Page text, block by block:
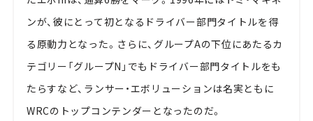
ンが、彼にとって初となるドライバー部門タイトルを得
る原動力となった。さらに、グループAの下位にあたるカ
テゴリー「グループN」でもドライバー部門タイトルをも
たらすなど、ランサー・エボリューションは名実ともに
WRCのトップコンテンダーとなったのだ。